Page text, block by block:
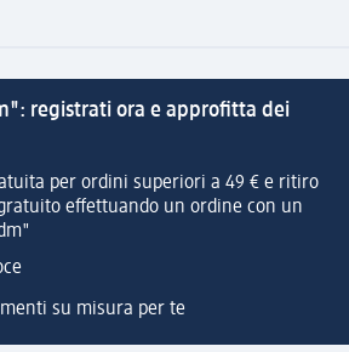
registrati ora e approfitta dei
per ordini superiori a 49 € e ritiro
effettuando un ordine con un
su misura per te